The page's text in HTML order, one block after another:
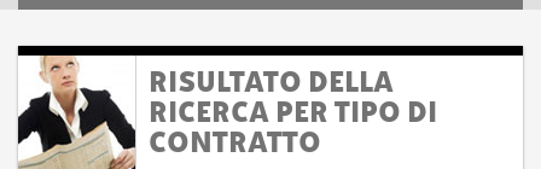
RISULTATO DELLA
RICERCA PER TIPO DI
CONTRATTO